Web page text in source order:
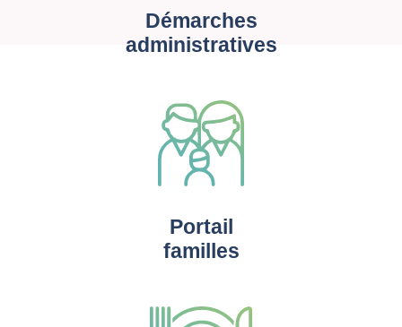
Démarches
administratives
Portail
familles